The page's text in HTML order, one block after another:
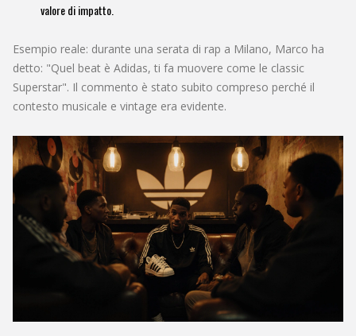
valore di impatto.
Esempio reale: durante una serata di rap a Milano, Marco ha
detto: "Quel beat è Adidas, ti fa muovere come le classic
Superstar". Il commento è stato subito compreso perché il
contesto musicale e vintage era evidente.